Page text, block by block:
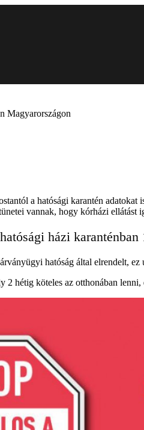
Magyarországon
a hatósági karantén
vannak, hogy kórházi ellátást
házi karanténban
hatóság által elrendelt, ez
2 hétig köteles az otthonában